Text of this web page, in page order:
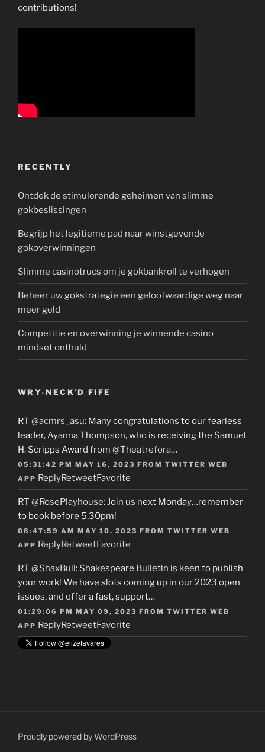
contributions!
RECENTLY
Ontdek de stimulerende geheimen van slimme
gokbeslissingen
Begrijp het legitieme pad naar winstgevende
gokoverwinningen
Slimme casinotrucs om je gokbankroll te verhogen
Beheer uw gokstrategie een geloofwaardige weg naar
meer geld
Competitie en overwinning je winnende casino
mindset onthuld
WRY-NECK’D FIFE
RT @acmrs_asu: Many congratulations to our fearless
leader, Ayanna Thompson, who is receiving the Samuel
H. Scripps Award from @Theatrefora…
05:31:42 PM MAY 16, 2023 FROM TWITTER WEB
APP ReplyRetweetFavorite
RT @RosePlayhouse: Join us next Monday…remember
to book before 5.30pm!
08:47:59 AM MAY 10, 2023 FROM TWITTER WEB
APP ReplyRetweetFavorite
RT @ShaxBull: Shakespeare Bulletin is keen to publish
your work! We have slots coming up in our 2023 open
issues, and offer a fast, support…
01:29:06 PM MAY 09, 2023 FROM TWITTER WEB
APP ReplyRetweetFavorite
Proudly powered by WordPress